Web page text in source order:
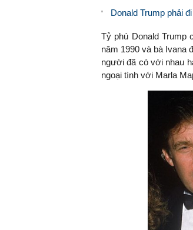
Donald Trump phải
Tỷ phú Donald Trump
năm 1990 và bà Ivana
người đã có với nhau
ngoại tình với Marla